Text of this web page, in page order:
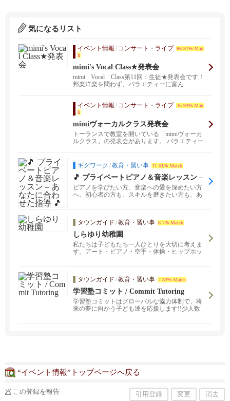
気になるリスト
イベント情報 / コンサート・ライブ 86.87% Matc
h
mimi's Vocal Class★発表会
mimi Vocal Class第11回：生徒★発表会です！
邦楽洋楽を問わず、バラエティーに富ん...
イベント情報 / コンサート・ライブ 35.93% Matc
h
mimiヴォーカルクラス発表会
トーランスで教室を開いている「mimiヴォーカ
ルクラス」の発表会があります。 バラエティー
ギグワーク /教育・習い事 11.01% Match
🎵 プライベートピアノ＆音楽レッスン –
あなたに合わせた指導 🎵
ピアノを学びたい方、音楽への愛を深めたい方
へ。初心者の方も、スキルを磨きたい方も、あ
タウンガイド /教育・習い事 8.7% Match
しらゆり幼稚園
私たちは子どもたち一人ひとりを大切に考えま
す。アート・ピアノ・空手・体操・ヒップホッ
タウンガイド /教育・習い事 7.83% Match
学習塾コミット / Commit Tutoring
学習塾コミットはグローバルな協力体制で、将
来の夢に向かう子ども達を応援します!!少人数
振り替え授業を行います。
“イベント情報”トップページへ戻る
この登録を報告 引用登録 変更 消去